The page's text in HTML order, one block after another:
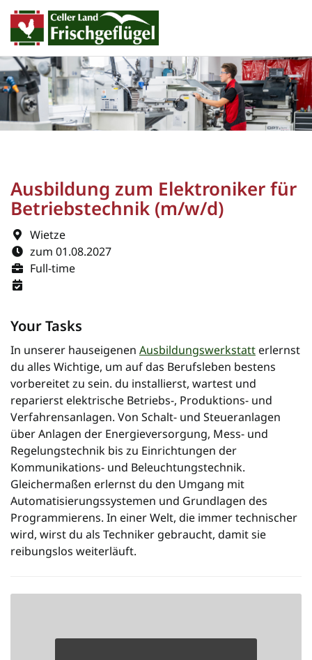
Ausbildung zum Elektroniker für
Betriebstechnik (m/w/d)
Wietze
zum 01.08.2027
Full-time
Your Tasks
In unserer hauseigenen Ausbildungswerkstatt erlernst
du alles Wichtige, um auf das Berufsleben bestens
vorbereitet zu sein. du installierst, wartest und
reparierst elektrische Betriebs-, Produktions- und
Verfahrensanlagen. Von Schalt- und Steueranlagen
über Anlagen der Energieversorgung, Mess- und
Regelungstechnik bis zu Einrichtungen der
Kommunikations- und Beleuchtungstechnik.
Gleichermaßen erlernst du den Umgang mit
Automatisierungssystemen und Grundlagen des
Programmierens. In einer Welt, die immer technischer
wird, wirst du als Techniker gebraucht, damit sie
reibungslos weiterläuft.